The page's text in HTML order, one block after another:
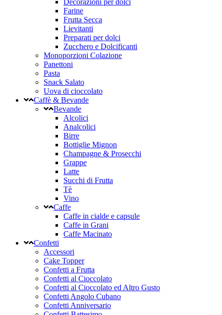
Decorazioni per dolci
Farine
Frutta Secca
Lievitanti
Preparati per dolci
Zucchero e Dolcificanti
Monoporzioni Colazione
Panettoni
Pasta
Snack Salato
Uova di cioccolato
Caffè & Bevande
Bevande
Alcolici
Analcolici
Birre
Bottiglie Mignon
Champagne & Prosecchi
Grappe
Latte
Succhi di Frutta
Tè
Vino
Caffe
Caffe in cialde e capsule
Caffe in Grani
Caffe Macinato
Confetti
Accessori
Cake Topper
Confetti a Frutta
Confetti al Cioccolato
Confetti al Cioccolato ed Altro Gusto
Confetti Angolo Cubano
Confetti Anniversario